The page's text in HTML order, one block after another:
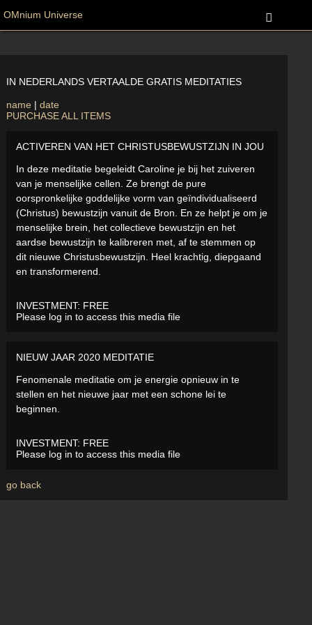
OMnium Universe
IN NEDERLANDS VERTAALDE GRATIS MEDITATIES
name | date
PURCHASE ALL ITEMS
ACTIVEREN VAN HET CHRISTUSBEWUSTZIJN IN JOU
In deze meditatie begeleidt Caroline je bij het zuiveren
van je menselijke cellen. Ze brengt de pure
oorspronkelijke goddelijke vorm van geïndividualiseerd
(Christus) bewustzijn vanuit de Bron. En ze helpt je om je
menselijke brein, het collectieve bewustzijn en het
aardse bewustzijn te kalibreren met, af te stemmen op
dit nieuwe Christusbewustzijn. Heel krachtig, diepgaand
en transformerend.
INVESTMENT: FREE
Please log in to access this media file
NIEUW JAAR 2020 MEDITATIE
Fenomenale meditatie om je energie opnieuw in te
stellen en het nieuwe jaar met een schone lei te
beginnen.
INVESTMENT: FREE
Please log in to access this media file
go back